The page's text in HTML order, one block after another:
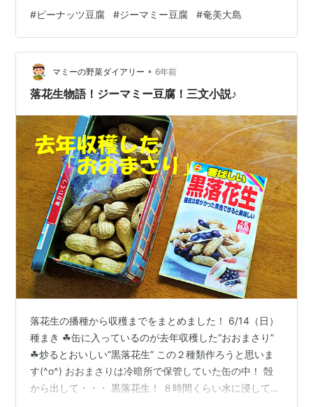
きます 今回は皮つきの肌色がかったものを作ります 作り
方・分量 分量 ・ピーナッツ粉末 180g ・水 700cc ・片
栗粉 60g ピーナッツを砕くミキサーがなかったので今回
はピーナッツの粉末を購入しました 作り方 ピーナッツ
180gの粉末を水700ccに12時間程つけます 濾し器で水…
#ピーナッツ豆腐 #ジーマミー豆腐 #奄美大島
マミーの野菜ダイアリー • 6年前
落花生物語！ジーマミー豆腐！三文小説♪
落花生の播種から収穫までをまとめました！ 6/14（日）
種まき ☘缶に入っているのが去年収穫した“おおまさり”
☘炒るとおいしい“黒落花生” この２種類作ろうと思いま
す(^o^) おおまさりは冷暗所で保管していた缶の中！ 殻
から出して・・・ 黒落花生！ ８時間くらい水に浸してお